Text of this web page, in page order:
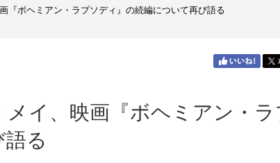
『ボヘミアン・ラプソディ』の続編について再び語る
イ、映画『ボヘミアン・
る